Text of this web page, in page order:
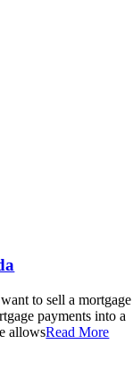
to sell a mortgage
payments into a
allowsRead More